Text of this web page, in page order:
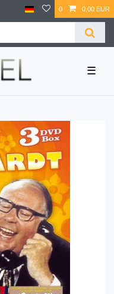
0 0,00 EUR
☰